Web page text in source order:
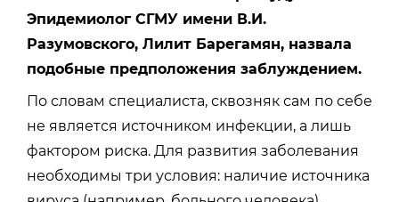
Эпидемиолог СГМУ имени В.И.
Разумовского, Лилит Барегамян, назвала
подобные предположения заблуждением.
По словам специалиста, сквозняк сам по себе
не является источником инфекции, а лишь
фактором риска. Для развития заболевания
необходимы три условия: наличие источника